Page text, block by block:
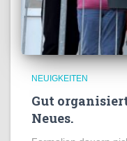
NEUIGKEITEN
Gut
Neues.